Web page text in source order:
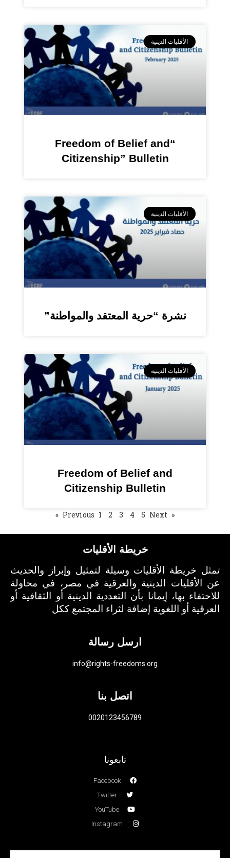
الأقليات الدينية
“Freedom of Belief and
Citizenship” Bulletin
الأقليات الدينية
نشرة “حرية المعتقد والمواطنة”
الأقليات الدينية
Freedom of Belief and
Citizenship Bulletin
« Previous
1 2 3 4 5 Next »
خريطة الأقليات
تمثل خريطة الأقليات وسيلة لتمثيل وإبراز والحديث
عن الأقليات الدينية والعرقية في مصر، في محاولة
للاحتفاء بها، إيمانا بأن التعددية الدينية أو الثقافية أو
العرقية أو اللغوية إضافة لثراء المجتمع ككل
ارسل رسالة
info@rights-freedoms.org
اتصل بنا
0020123456789
تابعونا
Facebook
Twitter
YouTube
Instagram